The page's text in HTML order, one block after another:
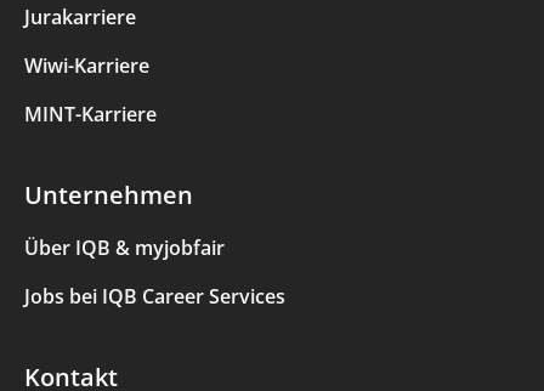
Jurakarriere
Wiwi-Karriere
MINT-Karriere
Unternehmen
Über IQB & myjobfair
Jobs bei IQB Career Services
Kontakt